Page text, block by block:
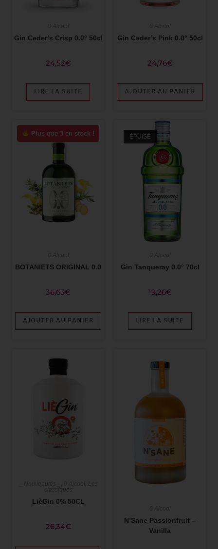
Gin Ceder’s Crisp 0.0° 50cl
24,52€
LIRE LA SUITE
Gin Ceder’s Pink 0.0° 50cl
24,76€
AJOUTER AU PANIER
Plus que 3 en stock !
BOTANIETS ORIGINAL 0.0
36,63€
AJOUTER AU PANIER
ÉPUISÉ
Gin Tanqueray 0.0° 70cl
19,26€
LIRE LA SUITE
, ,
LièGin 0% 50CL
26,34€
N’Sane Passionfruit –
Vanilla